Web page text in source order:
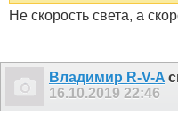
Не скорость света, а
Владимир R-V-A
16.10.2019 22:46